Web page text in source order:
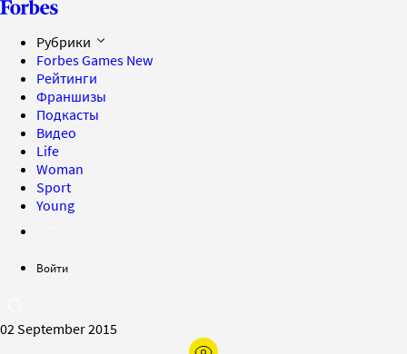
Рубрики
Forbes Games New
Рейтинги
Франшизы
Подкасты
Видео
Life
Woman
Sport
Young
Войти
02 September 2015